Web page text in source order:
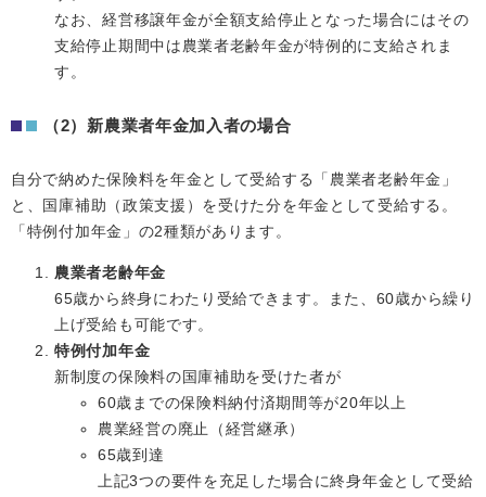
なお、経営移譲年金が全額支給停止となった場合にはその
支給停止期間中は農業者老齢年金が特例的に支給されま
す。
（2）新農業者年金加入者の場合
自分で納めた保険料を年金として受給する「農業者老齢年金」
と、国庫補助（政策支援）を受けた分を年金として受給する。
「特例付加年金」の2種類があります。
農業者老齢年金
65歳から終身にわたり受給できます。また、60歳から繰り
上げ受給も可能です。
特例付加年金
新制度の保険料の国庫補助を受けた者が
60歳までの保険料納付済期間等が20年以上
農業経営の廃止（経営継承）
65歳到達
上記3つの要件を充足した場合に終身年金として受給